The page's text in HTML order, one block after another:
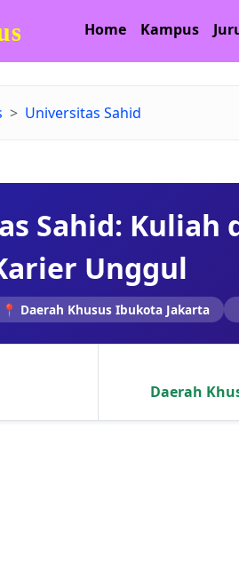
Home Kampus
Universitas Sahid
Sahid: Kuliah
Unggul
📍 Daerah Khusus Ibukota Jakarta
Daerah